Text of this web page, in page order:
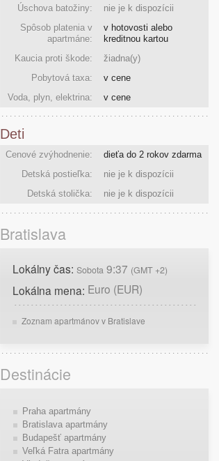
Úschova batožiny:
nie je k dispozícii
Spôsob platenia v
apartmáne:
v hotovosti alebo
kreditnou kartou
Kaucia proti škode:
žiadna(y)
Pobytová taxa:
v cene
Voda, plyn, elektrina:
v cene
Deti
Cenové zvýhodnenie:
dieťa do 2 rokov zdarma
Detská postieľka:
nie je k dispozícii
Detská stolička:
nie je k dispozícii
Bratislava
Lokálny čas: Sobota 9:37 (GMT +2)
Lokálna mena: Euro (EUR)
Zoznam apartmánov v Bratislave
Destinácie
Praha apartmány
Bratislava apartmány
Budapešť apartmány
Veľká Fatra apartmány